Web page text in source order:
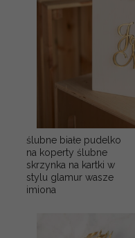
ślubne białe pudelko
na koperty ślubne
skrzynka na kartki w
stylu glamur wasze
imiona